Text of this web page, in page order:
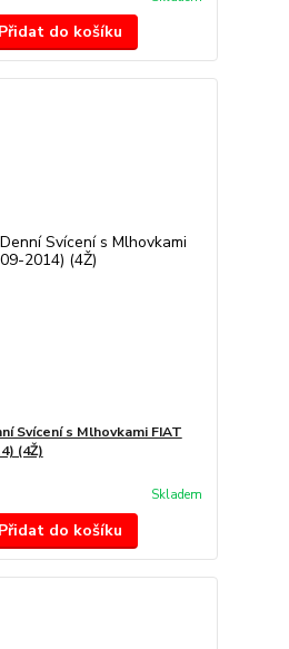
Přidat do košíku
Svícení s Mlhovkami FIAT
(4Ž)
Skladem
Přidat do košíku